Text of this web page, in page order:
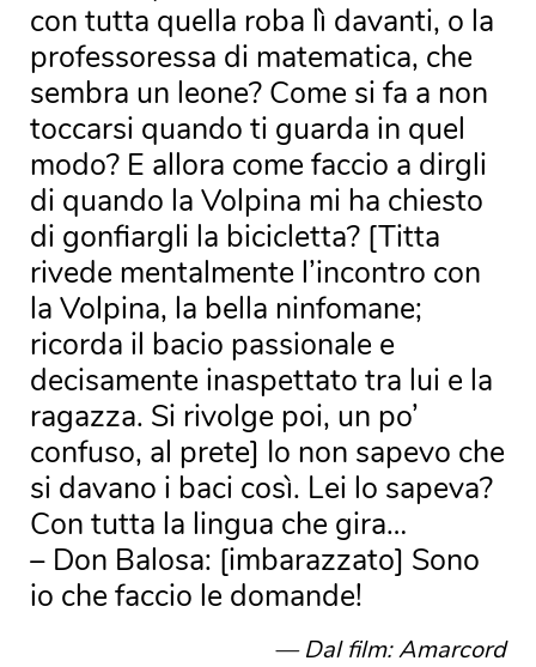
con tutta quella roba lì davanti, o la
professoressa di matematica, che
sembra un leone? Come si fa a non
toccarsi quando ti guarda in quel
modo? E allora come faccio a dirgli
di quando la Volpina mi ha chiesto
di gonfiargli la bicicletta? [Titta
rivede mentalmente l’incontro con
la Volpina, la bella ninfomane;
ricorda il bacio passionale e
decisamente inaspettato tra lui e la
ragazza. Si rivolge poi, un po’
confuso, al prete] Io non sapevo che
si davano i baci così. Lei lo sapeva?
Con tutta la lingua che gira…
– Don Balosa: [imbarazzato] Sono
io che faccio le domande!
Dal film: Amarcord